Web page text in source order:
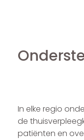
In elke regio
de
patiënten en